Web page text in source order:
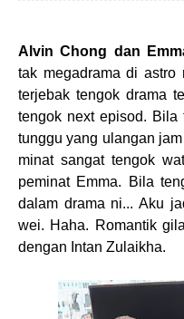
Alvin Chong dan
tak megadrama di
terjebak tengok drama
tengok next episod. Bila
tunggu yang ulangan
minat sangat tengok
peminat Emma. Bila
dalam drama ni... Aku
wei. Haha. Romantik
dengan Intan Zulaikha.